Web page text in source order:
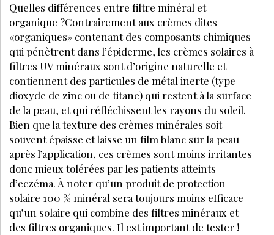
Quelles différences entre filtre minéral et
organique ?Contrairement aux crèmes dites
«organiques» contenant des composants chimiques
qui pénètrent dans l’épiderme, les crèmes solaires à
filtres UV minéraux sont d’origine naturelle et
contiennent des particules de métal inerte (type
dioxyde de zinc ou de titane) qui restent à la surface
de la peau, et qui réfléchissent les rayons du soleil.
Bien que la texture des crèmes minérales soit
souvent épaisse et laisse un film blanc sur la peau
après l’application, ces crèmes sont moins irritantes
donc mieux tolérées par les patients atteints
d’eczéma. À noter qu’un produit de protection
solaire 100 % minéral sera toujours moins efficace
qu’un solaire qui combine des filtres minéraux et
des filtres organiques. Il est important de tester !